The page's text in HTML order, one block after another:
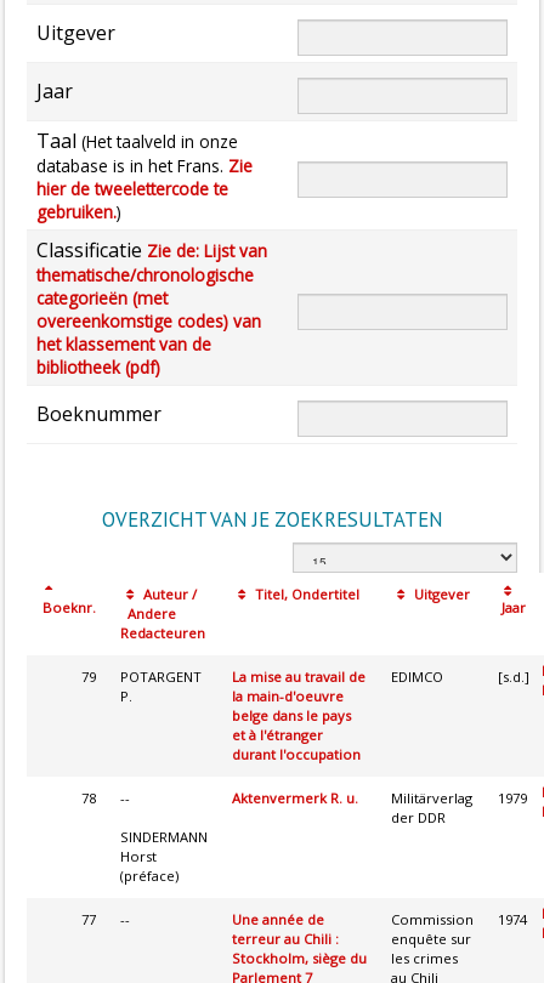
Uitgever
Jaar
Taal (Het taalveld in onze
database is in het Frans. Zie
hier de tweelettercode te
gebruiken.)
Classificatie Zie de: Lijst van
thematische/chronologische
categorieën (met
overeenkomstige codes) van
het klassement van de
bibliotheek (pdf)
Boeknummer
OVERZICHT VAN JE ZOEKRESULTATEN
Boeknr.
Auteur /
Andere
Redacteuren
Titel, Ondertitel Uitgever
Jaar
79
POTARGENT
P.
La mise au travail de
la main-d'oeuvre
belge dans le pays
et à l'étranger
durant l'occupation
EDIMCO [s.d.]
78 --
SINDERMANN
Horst
(préface)
Aktenvermerk R. u.
Militärverlag
der DDR
1979
77 --
Une année de
terreur au Chili :
Stockholm, siège du
Parlement 7
Commission
enquête sur
les crimes
au Chili
1974